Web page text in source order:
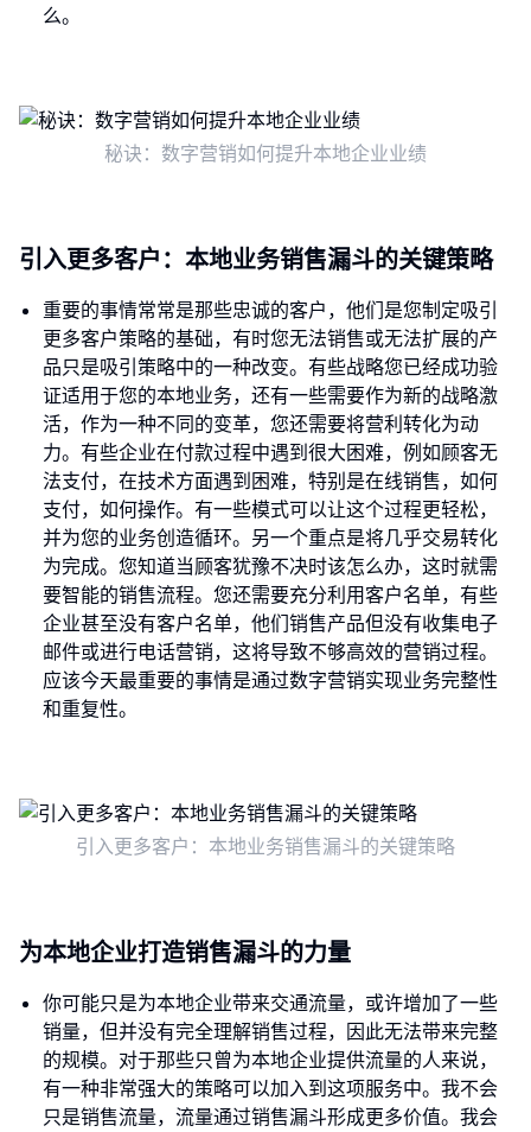
么。
秘诀：数字营销如何提升本地企业业绩
引入更多客户：本地业务销售漏斗的关键策略
重要的事情常常是那些忠诚的客户，他们是您制定吸引
更多客户策略的基础，有时您无法销售或无法扩展的产
品只是吸引策略中的一种改变。有些战略您已经成功验
证适用于您的本地业务，还有一些需要作为新的战略激
活，作为一种不同的变革，您还需要将营利转化为动
力。有些企业在付款过程中遇到很大困难，例如顾客无
法支付，在技术方面遇到困难，特别是在线销售，如何
支付，如何操作。有一些模式可以让这个过程更轻松，
并为您的业务创造循环。另一个重点是将几乎交易转化
为完成。您知道当顾客犹豫不决时该怎么办，这时就需
要智能的销售流程。您还需要充分利用客户名单，有些
企业甚至没有客户名单，他们销售产品但没有收集电子
邮件或进行电话营销，这将导致不够高效的营销过程。
应该今天最重要的事情是通过数字营销实现业务完整性
和重复性。
引入更多客户：本地业务销售漏斗的关键策略
为本地企业打造销售漏斗的力量
你可能只是为本地企业带来交通流量，或许增加了一些
销量，但并没有完全理解销售过程，因此无法带来完整
的规模。对于那些只曾为本地企业提供流量的人来说，
有一种非常强大的策略可以加入到这项服务中。我不会
只是销售流量，流量通过销售漏斗形成更多价值。我会